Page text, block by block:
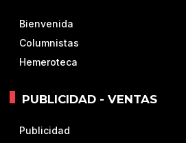
Bienvenida
Columnistas
Hemeroteca
PUBLICIDAD - VENTAS
Publicidad